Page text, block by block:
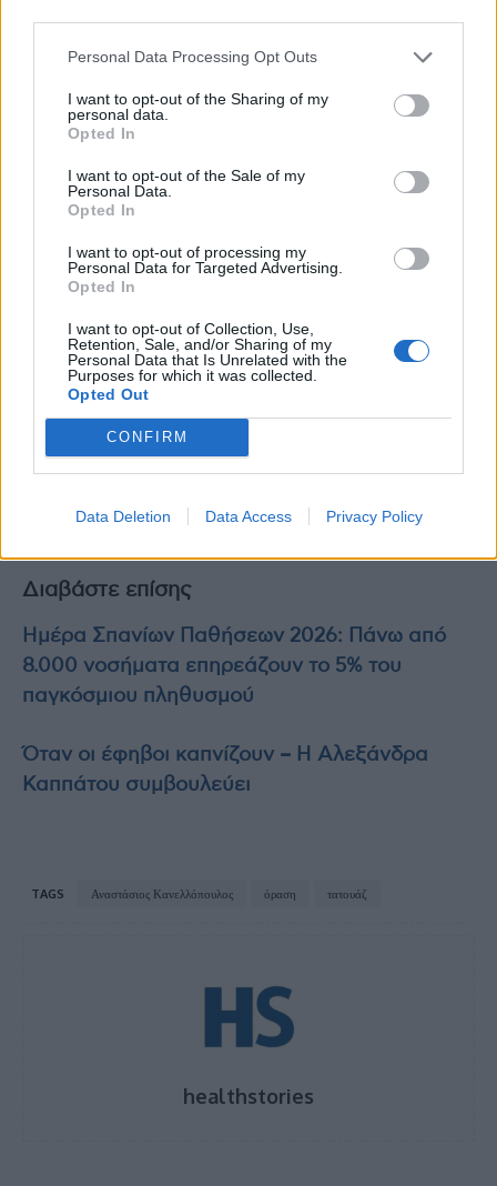
Personal Data Processing Opt Outs
I want to opt-out of the Sharing of my
personal data.
Opted In
I want to opt-out of the Sale of my
Personal Data.
Opted In
I want to opt-out of processing my
Personal Data for Targeted Advertising.
Opted In
I want to opt-out of Collection, Use,
Retention, Sale, and/or Sharing of my
Personal Data that Is Unrelated with the
Purposes for which it was collected.
Opted Out
CONFIRM
Data Deletion Data Access Privacy Policy
Ο κ. Αναστάσιος Κανελλόπουλος
photo shutterstock
Διαβάστε επίσης
Ημέρα Σπανίων Παθήσεων 2026: Πάνω από
8.000 νοσήματα επηρεάζουν το 5% του
παγκόσμιου πληθυσμού
Όταν οι έφηβοι καπνίζουν – Η Αλεξάνδρα
Καππάτου συμβουλεύει
TAGS Αναστάσιος Κανελλόπουλος όραση τατουάζ
healthstories